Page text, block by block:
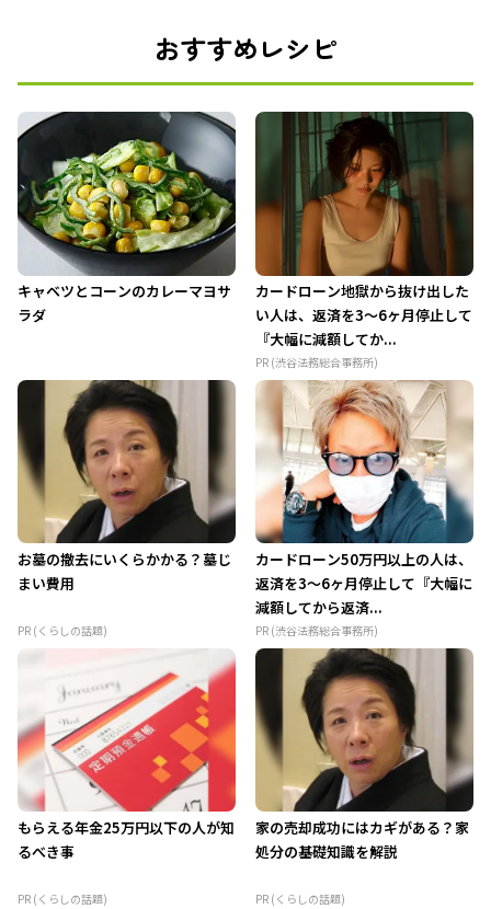
おすすめレシピ
キャベツとコーンのカレーマヨサ
ラダ
カードローン地獄から抜け出した
い人は、返済を3～6ヶ月停止して
『大幅に減額してか...
PR (渋谷法務総合事務所)
お墓の撤去にいくらかかる？墓じ
まい費用
PR (くらしの話題)
カードローン50万円以上の人は、
返済を3～6ヶ月停止して『大幅に
減額してから返済...
PR (渋谷法務総合事務所)
もらえる年金25万円以下の人が知
るべき事
PR (くらしの話題)
家の売却成功にはカギがある？家
処分の基礎知識を解説
PR (くらしの話題)